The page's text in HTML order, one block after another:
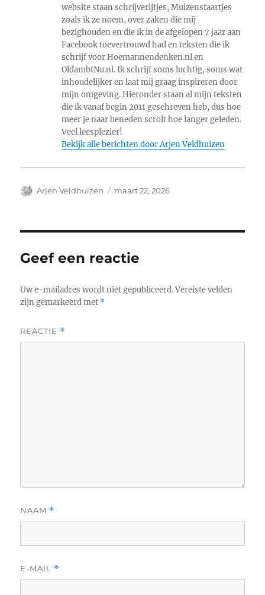
website staan schrijverijtjes, Muizenstaartjes
zoals ik ze noem, over zaken die mij
bezighouden en die ik in de afgelopen 7 jaar aan
Facebook toevertrouwd had en teksten die ik
schrijf voor Hoemannendenken.nl en
OldambtNu.nl. Ik schrijf soms luchtig, soms wat
inhoudelijker en laat mij graag inspireren door
mijn omgeving. Hieronder staan al mijn teksten
die ik vanaf begin 2011 geschreven heb, dus hoe
meer je naar beneden scrolt hoe langer geleden.
Veel leesplezier!
Bekijk alle berichten door Arjen Veldhuizen
Auteur
Arjen Veldhuizen
Geplaatst
maart 22, 2026
Geef een reactie
Uw e-mailadres wordt niet gepubliceerd. Vereiste velden
zijn gemarkeerd met *
REACTIE *
NAAM *
E-MAIL *